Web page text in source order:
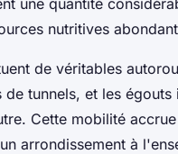
nutritives
de véritables
tunnels, et les
Cette mobilité
arrondissement à